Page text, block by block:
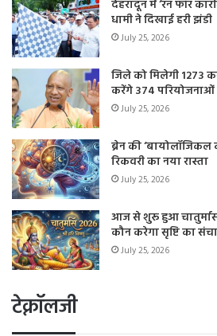
देहरादून में ‘रन फॉर
धामी ने दिखाई हरी झंडी
July 25, 2026
जिले को मिलेगी 1273
करेंगे 374 परियोजनाओं
July 25, 2026
ब्रेन की ‘बायोलॉजिकल
रिकवरी का नया रास्ता
July 25, 2026
आज से शुरू हुआ
कौन करेगा सृष्टि का
July 25, 2026
टेक्नॉलजी